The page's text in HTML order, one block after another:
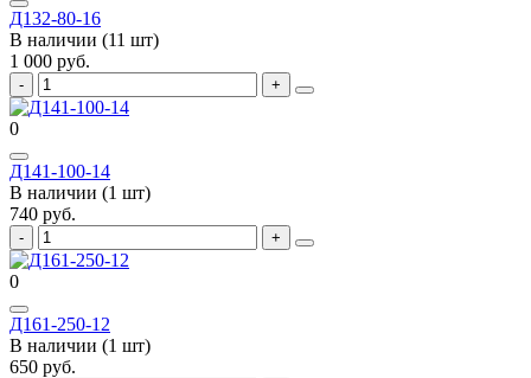
Д132-80-16
В наличии (11 шт)
1 000 руб.
0
Д141-100-14
В наличии (1 шт)
740 руб.
0
Д161-250-12
В наличии (1 шт)
650 руб.